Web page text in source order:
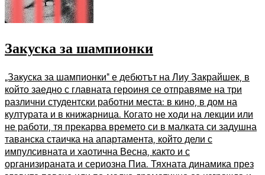
Закуска за шампионки
„Закуска за шампионки“ е дебютът на Лиу Закрайшек, в
който заедно с главната героиня се отправяме на три
различни студентски работни места: в кино, в дом на
културата и в книжарница. Когато не ходи на лекции или
не работи, тя прекарва времето си в малката си задушна
таванска стаичка на апартамента, който дели с
импулсивната и хаотична Весна, както и с
организираната и сериозна Пиа. Тяхната динамика през